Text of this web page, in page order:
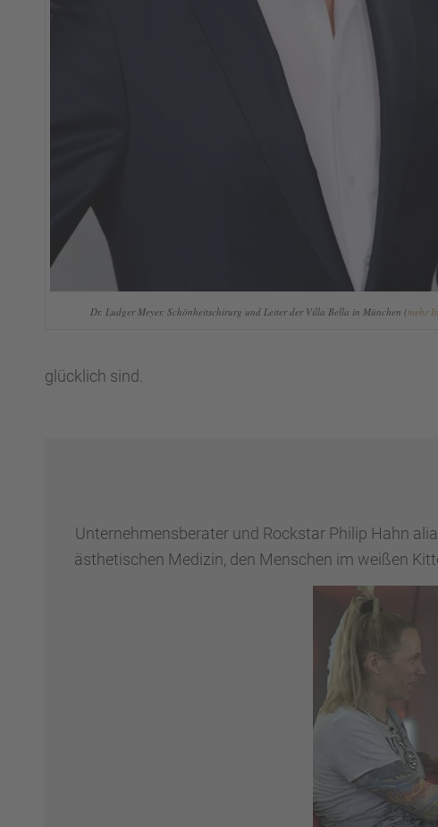
Dr. Ludger Meyer, Schön­heits­chir­urg und Leiter der Villa Bella in München (mehr
glück­lich sind.
Unter­neh­mens­be­ra­ter und Rockstar Philip Hahn
ästhe­ti­schen Medizin, den Menschen im weißen